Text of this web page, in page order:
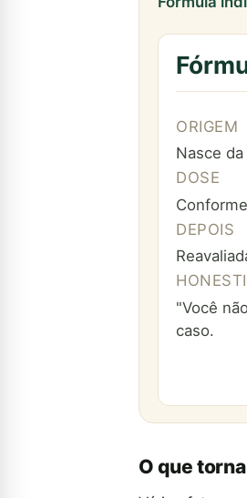
ORIGEM
Nasce
DOSE
DEPOIS
"Você
caso.
O que